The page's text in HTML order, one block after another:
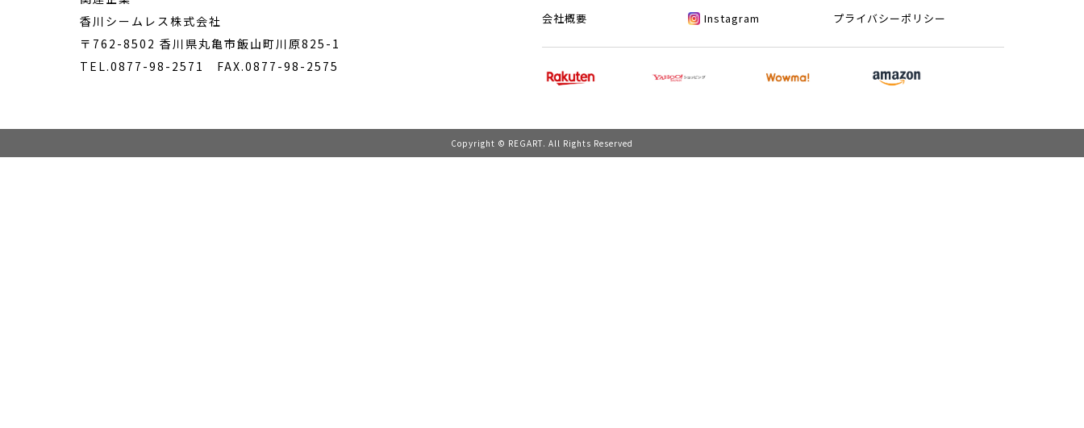
香川シームレス株式会社
〒762-8502 香川県丸亀市飯山町川原825-1
TEL.0877-98-2571
FAX.0877-98-2575
会社概要 Instagram プライバシーポリシー
Copyright © REGART. All Rights Reserved